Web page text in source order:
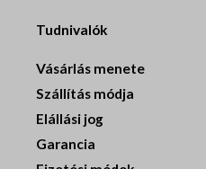
Tudnivalók
Vásárlás menete
Szállítás módja
Elállási jog
Garancia